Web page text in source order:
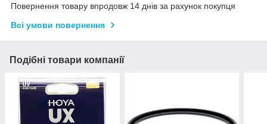
Повернення товару впродовж 14 днів за рахунок покупця
Всі умови повернення
Подібні товари компанії